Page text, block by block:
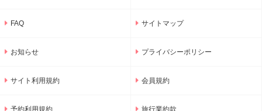
FAQ サイトマップ
お知らせ プライバシーポリシー
サイト利用規約 会員規約
予約利用規約 旅行業約款